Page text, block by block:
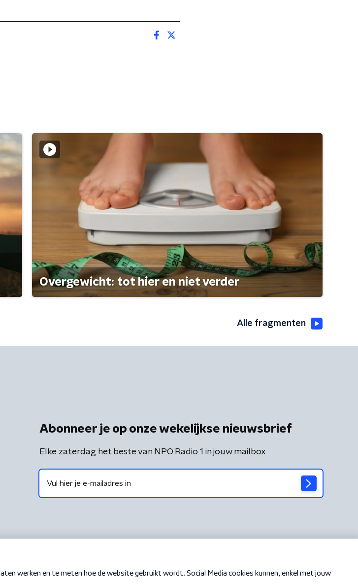
Overgewicht: tot hier en niet verder
Alle fragmenten
Abonneer je op onze wekelijkse nieuwsbrief
Elke zaterdag het beste van NPO Radio 1 in jouw mailbox